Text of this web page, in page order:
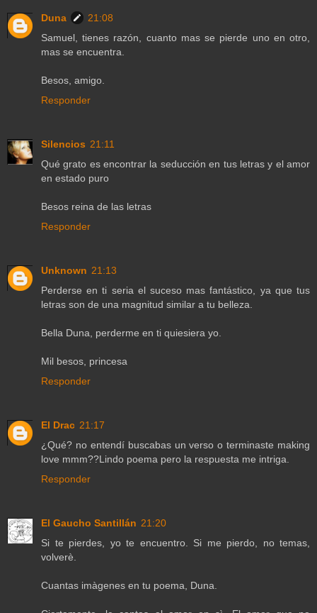
Duna
21:08
Samuel, tienes razón, cuanto mas se pierde uno en otro,
mas se encuentra.
Besos, amigo.
Responder
Silencios 21:11
Qué grato es encontrar la seducción en tus letras y el amor
en estado puro
Besos reina de las letras
Responder
Unknown 21:13
Perderse en ti seria el suceso mas fantástico, ya que tus
letras son de una magnitud similar a tu belleza.
Bella Duna, perderme en ti quiesiera yo.
Mil besos, princesa
Responder
El Drac 21:17
¿Qué? no entendí buscabas un verso o terminaste making
love mmm??Lindo poema pero la respuesta me intriga.
Responder
El Gaucho Santillán 21:20
Si te pierdes, yo te encuentro. Si me pierdo, no temas,
volverè.
Cuantas imàgenes en tu poema, Duna.